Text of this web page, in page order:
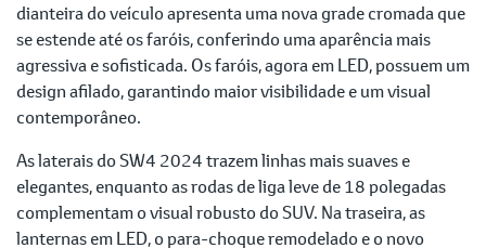
dianteira do veículo apresenta uma nova grade cromada que
se estende até os faróis, conferindo uma aparência mais
agressiva e sofisticada. Os faróis, agora em LED, possuem um
design afilado, garantindo maior visibilidade e um visual
contemporâneo.
As laterais do SW4 2024 trazem linhas mais suaves e
elegantes, enquanto as rodas de liga leve de 18 polegadas
complementam o visual robusto do SUV. Na traseira, as
lanternas em LED, o para-choque remodelado e o novo